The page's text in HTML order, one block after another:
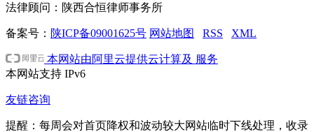
法律顾问：陕西合恒律师事务所
备案号： 陕ICP备09001625号 网站地图 RSS XML
本网站由阿里云提供云计算及 服务
本网站支持 IPv6
友链咨询
提醒：每周会对首页降权和波动较大网站临时下线处理，收录